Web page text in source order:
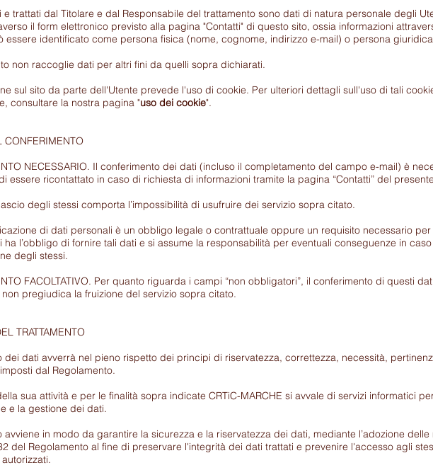
e trattati dal Titolare e dal Responsabile del trattamento sono dati di natura personale degli
il form elettronico previsto alla pagina "Contatti" di questo sito, ossia informazioni
essere identificato come persona fisica (nome, cognome, indirizzo e-mail) o persona
non raccoglie dati per altri fini da quelli sopra dichiarati.
sul sito da parte dell'Utente prevede l'uso di cookie. Per ulteriori dettagli sull'uso di tali
consultare la nostra pagina "uso dei cookie".
CONFERIMENTO
NECESSARIO. Il conferimento dei dati (incluso il completamento del campo e-mail) è
essere ricontattato in caso di richiesta di informazioni tramite la pagina “Contatti” del
degli stessi comporta l’impossibilità di usufruire dei servizio sopra citato.
di dati personali è un obbligo legale o contrattuale oppure un requisito necessario
ha l’obbligo di fornire tali dati e si assume la responsabilità per eventuali conseguenze in
degli stessi.
FACOLTATIVO. Per quanto riguarda i campi “non obbligatori”, il conferimento di questi
pregiudica la fruizione del servizio sopra citato.
TRATTAMENTO
dei dati avverrà nel pieno rispetto dei principi di riservatezza, correttezza, necessità,
dal Regolamento.
sua attività e per le finalità sopra indicate CRTiC-MARCHE si avvale di servizi informatici
e la gestione dei dati.
avviene in modo da garantire la sicurezza e la riservatezza dei dati, mediante l’adozione delle
del Regolamento al fine di preservare l'integrità dei dati trattati e prevenire l'accesso agli